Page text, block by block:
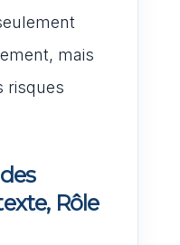
mais
risques
Rôle